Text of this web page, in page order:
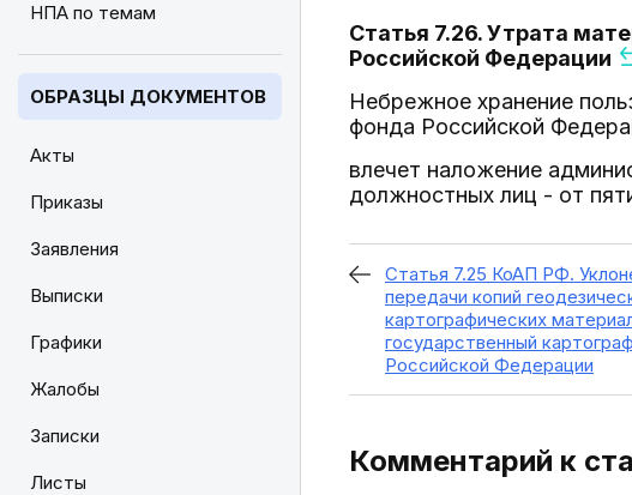
НПА по темам
ОБРАЗЦЫ ДОКУМЕНТОВ
Акты
Приказы
Заявления
Выписки
Графики
Жалобы
Записки
Листы
Статья 7.26. Утрата
Российской Федерации
Небрежное хранение
фонда Российской
влечет наложение
должностных лиц - от
Статья 7.25 КоАП РФ.
передачи копий
картографических
государственный
Российской Федерации
Комментарий к